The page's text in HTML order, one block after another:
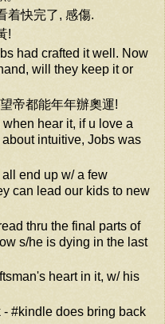
着快完了, 感傷.
!
had crafted it well. Now
will they keep it or
帝都能年年辦奧運!
hear it, if u love a
intuitive, Jobs was
end up w/ a few
can lead our kids to new
thru the final parts of
s/he is dying in the last
heart in it, w/ his
#kindle does bring back